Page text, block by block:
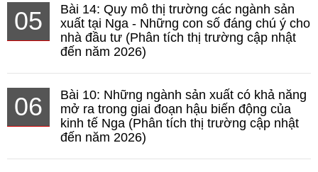
05
Bài 14: Quy mô thị trường các ngành sản
xuất tại Nga - Những con số đáng chú ý cho
nhà đầu tư (Phân tích thị trường cập nhật
đến năm 2026)
06
Bài 10: Những ngành sản xuất có khả năng
mở ra trong giai đoạn hậu biến động của
kinh tế Nga (Phân tích thị trường cập nhật
đến năm 2026)